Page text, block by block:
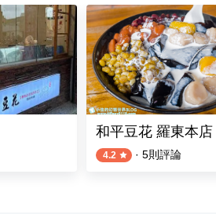
和平豆花 羅東本店
4.2 · 5則評論